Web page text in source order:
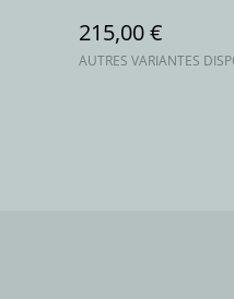
215,00 €
AUTRES VARIANTES